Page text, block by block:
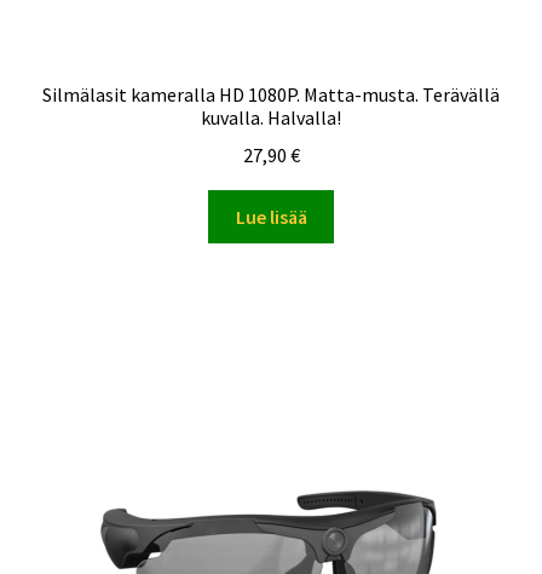
Silmälasit kameralla HD 1080P. Matta-musta. Terävällä
kuvalla. Halvalla!
27,90 €
Lue lisää